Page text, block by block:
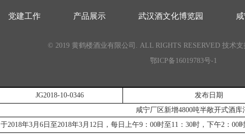
党建工作 产品展示 武汉酒文化博览园
© 2019 黄鹤楼酒业有限公司. ALL RIGHTS RESERVED 技术支
鄂ICP备16019783号-1
JG2018-10-0346 发布日期
咸宁厂区新增4800吨半敞开式酒库
于2018年3月6 日至2018年3月 12 日，每日上午9 ：00时至 11 ：30时，下午2 ：00